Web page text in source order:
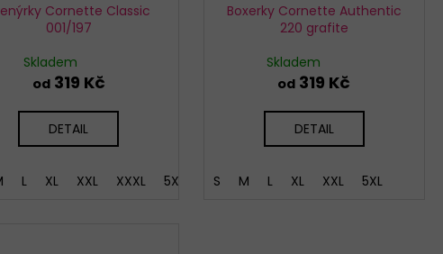
Cornette Classic
001/197
Skladem
od319 Kč
DETAIL
L XL XXL XXXL 5XL
Boxerky Cornette Authentic
220 grafite
Skladem
od 319 Kč
DETAIL
S M L XL XXL 5XL